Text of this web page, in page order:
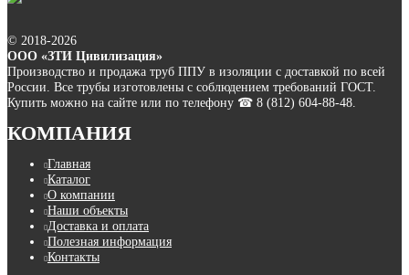
© 2018-2026
ООО «ЗТИ Цивилизация»
Производство и продажа труб ППУ в изоляции с доставкой по всей
России. Все трубы изготовлены с соблюдением требований ГОСТ.
Купить можно на сайте или по телефону ☎ 8 (812) 604-88-48.
КОМПАНИЯ
Главная
Каталог
О компании
Наши объекты
Доставка и оплата
Полезная информация
Контакты